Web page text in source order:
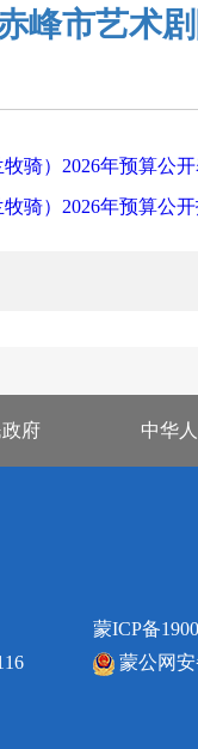
峰市艺术
骑）2026年预算公
骑）2026年预算公开
府 中华
蒙ICP备
蒙公网安